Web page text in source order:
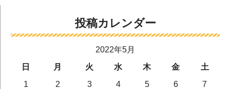
投稿カレンダー
2022年5月
日
月 火 水 木 金
土
1
2 3 4 5 6
7